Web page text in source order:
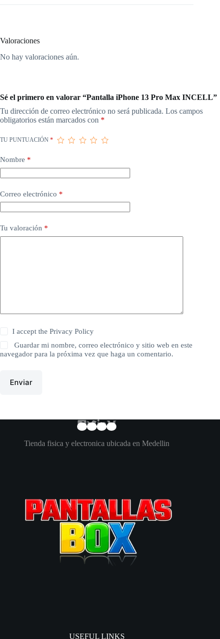
Valoraciones
No hay valoraciones aún.
Sé el primero en valorar “Pantalla iPhone 13 Pro Max INCELL”
Tu dirección de correo electrónico no será publicada. Los campos
obligatorios están marcados con *
TU PUNTUACIÓN *
Nombre *
Correo electrónico *
Tu valoración *
I accept thePrivacy Policy
Guardar mi nombre, correo electrónico y sitio web en este
navegador para la próxima vez que haga un comentario.
Enviar
Tienda fisica y electronica ubicada en Medellin
USEFUL LINKS